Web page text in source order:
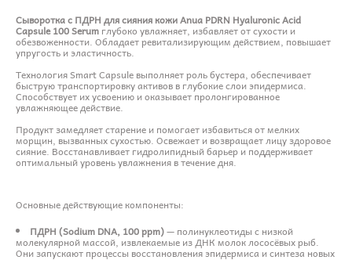
Сыворотка с ПДРН для сияния кожи Anua PDRN Hyaluronic Acid
Capsule 100 Serum глубоко увлажняет, избавляет от сухости и
обезвоженности. Обладает ревитализирующим действием, повышает
упругость и эластичность.
Технология Smart Capsule выполняет роль бустера, обеспечивает
быструю транспортировку активов в глубокие слои эпидермиса.
Способствует их усвоению и оказывает пролонгированное
увлажняющее действие.
Продукт замедляет старение и помогает избавиться от мелких
морщин, вызванных сухостью. Освежает и возвращает лицу здоровое
сияние. Восстанавливает гидролипидный барьер и поддерживает
оптимальный уровень увлажнения в течение дня.
Основные действующие компоненты:
ПДРН (Sodium DNA, 100 ppm)— полинуклеотиды с низкой
молекулярной массой, извлекаемые из ДНК молок лососёвых рыб.
Они запускают процессы восстановления эпидермиса и синтеза новых